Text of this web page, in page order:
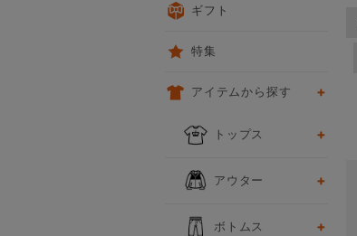
ギフト
特集
アイテムから探す
トップス
アウター
ボトムス